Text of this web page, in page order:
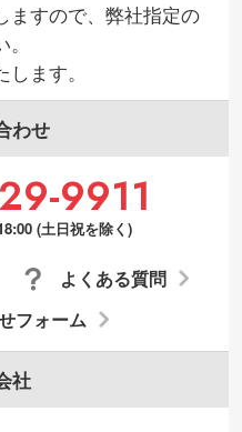
ますので、弊社指定の
ます。
わせ
9911
(土日祝を除く)
フォーム
よくある質問
社